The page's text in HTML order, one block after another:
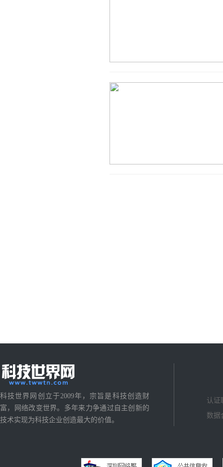
科技世界网创立于2009年，宗旨是科技创造财
富，网络改变世界。多年来力争通过自主创新的
技术实现为科技企业创造最大的价值。
认证
数据